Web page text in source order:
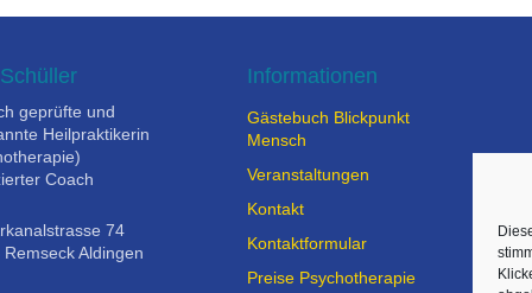
geprüfte und
Heilpraktikerin
Coach
74
Aldingen
Informationen
Gästebuch Blickpunkt
Mensch
Veranstaltungen
Kontakt
Kontaktformular
Preise Psychotherapie